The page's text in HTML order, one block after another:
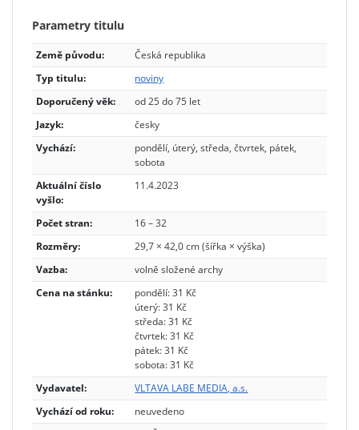
Parametry titulu
Země původu:
Česká republika
Typ titulu:
noviny
Doporučený věk:
od 25 do 75 let
Jazyk:
česky
Vychází:
pondělí, úterý, středa, čtvrtek, pátek,
sobota
Aktuální číslo
vyšlo:
11.4.2023
Počet stran:
16 – 32
Rozměry:
29,7 × 42,0 cm (šířka × výška)
Vazba:
volně složené archy
Cena na stánku:
pondělí: 31 Kč
úterý: 31 Kč
středa: 31 Kč
čtvrtek: 31 Kč
pátek: 31 Kč
sobota: 31 Kč
Vydavatel:
VLTAVA LABE MEDIA, a.s.
Vychází od roku:
neuvedeno